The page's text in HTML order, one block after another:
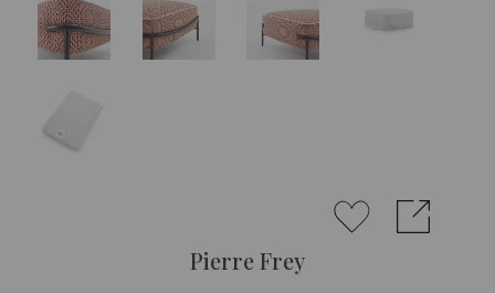
Pierre Frey